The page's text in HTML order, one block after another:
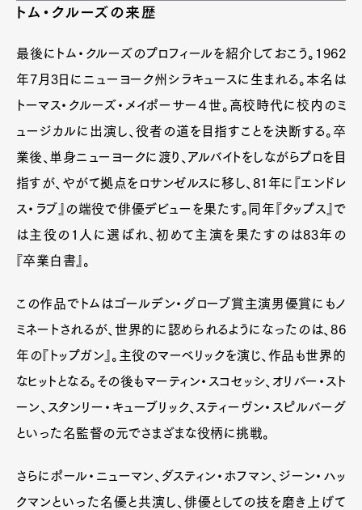
トム・クルーズの来歴
最後にトム・クルーズのプロフィールを紹介しておこう。1962
年7月3日にニューヨーク州シラキュースに生まれる。本名は
トーマス・クルーズ・メイポーサー４世。高校時代に校内のミ
ュージカルに出演し、役者の道を目指すことを決断する。卒
業後、単身ニューヨークに渡り、アルバイトをしながらプロを目
指すが、やがて拠点をロサンゼルスに移し、81年に『エンドレ
ス・ラブ』の端役で俳優デビューを果たす。同年『タップス』で
は主役の1人に選ばれ、初めて主演を果たすのは83年の
『卒業白書』。
この作品でトムはゴールデン・グローブ賞主演男優賞にもノ
ミネートされるが、世界的に認められるようになったのは、86
年の『トップガン』。主役のマーベリックを演じ、作品も世界的
なヒットとなる。その後もマーティン・スコセッシ、オリバー・スト
ーン、スタンリー・キューブリック、スティーヴン・スピルバーグ
といった名監督の元でさまざまな役柄に挑戦。
さらにポール・ニューマン、ダスティン・ホフマン、ジーン・ハッ
クマンといった名優と共演し、俳優としての技を磨き上げて